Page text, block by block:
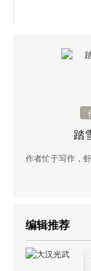
踏
作者忙于写作，
编辑推荐